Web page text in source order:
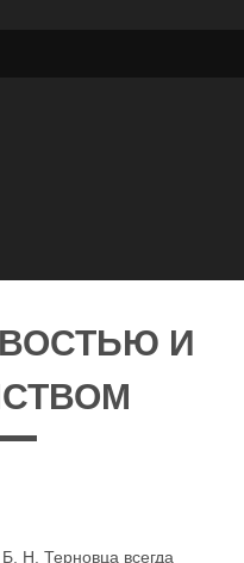
И
Н. Терновца всегда